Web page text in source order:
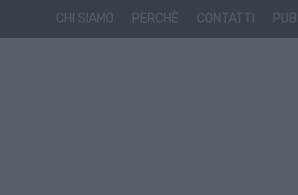
CHI SIAMO PERCHÈ CONTATTI